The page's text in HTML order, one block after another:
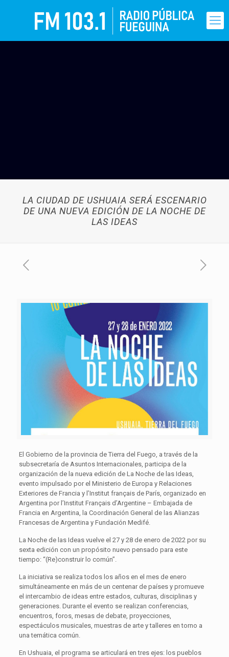
LA CIUDAD DE USHUAIA SERÁ ESCENARIO
DE UNA NUEVA EDICIÓN DE LA NOCHE DE
LAS IDEAS
El Gobierno de la provincia de Tierra del Fuego, a través de la
subsecretaría de Asuntos Internacionales, participa de la
organización de la nueva edición de La Noche de las Ideas,
evento impulsado por el Ministerio de Europa y Relaciones
Exteriores de Francia y l’Institut français de París, organizado en
Argentina por l’Institut Français d’Argentine – Embajada de
Francia en Argentina, la Coordinación General de las Alianzas
Francesas de Argentina y Fundación Medifé.
La Noche de las Ideas vuelve el 27 y 28 de enero de 2022 por su
sexta edición con un propósito nuevo pensado para este
tiempo: “(Re)construir lo común”.
La iniciativa se realiza todos los años en el mes de enero
simultáneamente en más de un centenar de países y promueve
el intercambio de ideas entre estados, culturas, disciplinas y
generaciones. Durante el evento se realizan conferencias,
encuentros, foros, mesas de debate, proyecciones,
espectáculos musicales, muestras de arte y talleres en torno a
una temática común.
En Ushuaia, el programa se articulará en tres ejes: los pueblos